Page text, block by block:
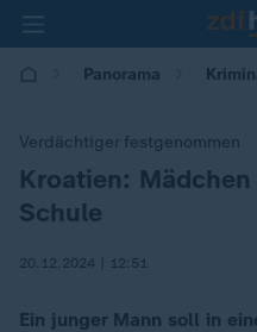
Panorama
Verdächtiger festgenommen
:Kroatien:
Schule
20.12.2024 | 12:51
Ein junger Mann soll in